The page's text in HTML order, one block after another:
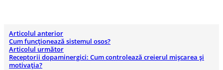
Articolul anterior
Cum funcționează sistemul osos?
Articolul următor
Receptorii dopaminergici: Cum controlează creierul mișcarea și
motivația?